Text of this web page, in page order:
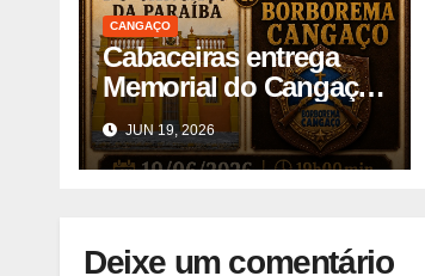
CANGAÇO
Cabaceiras entrega
Memorial do Cangaço
na Paraíba durante
evento
JUN 19, 2026
Deixe um comentário